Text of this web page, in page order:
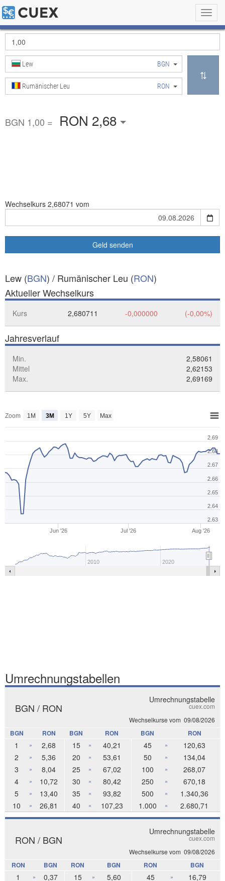
Lew BGN
Rumänischer Leu RON
BGN 1,00 = RON 2,68
Wechselkurs 2,68071 vom
Geld senden
Lew (BGN) / Rumänischer Leu (RON)
Aktueller Wechselkurs
Kurs 2,680711 -0,000000 (-0,00%)
Jahresverlauf
Min.
2,58061
Mittel
2,62153
Max.
2,69169
Jun '26 Jul '26 Aug '26
Zoom 1M 3M 1Y 5Y Max
2010 2020
2.63
2.64
2.65
2.66
2.67
2.68
2.69
Umrechnungstabellen
Umrechnungstabelle
cuex.com
Wechselkurse vom 09/08/2026
BGN / RON
BGN RON BGN RON BGN RON
1 » 2,68 15 » 40,21 45 »
120,63
2
» 5,36 20 » 53,61 50 »
134,04
3
» 8,04 25 » 67,02 100 »
268,07
4
» 10,72 30 » 80,42 250 »
670,18
5
» 13,40 35 » 93,82 500 »
1.340,36
10
» 26,81 40 » 107,23 1.000 » 2.680,71
Umrechnungstabelle
cuex.com
Wechselkurse vom 09/08/2026
RON / BGN
RON BGN RON BGN RON BGN
1 » 0,37 15 » 5,60 45 »
16,79